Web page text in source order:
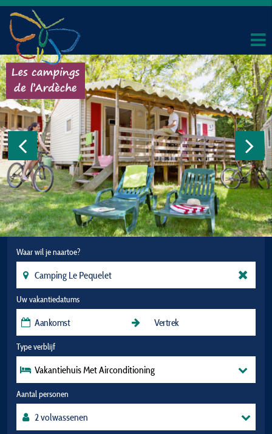
Waar wil je naartoe?
Uw vakantiedatums
Type verblijf
Vakantiehuis Met Airconditioning
Aantal personen